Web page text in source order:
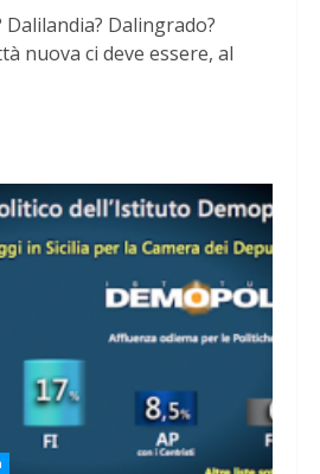
Dalilandia? Dalingrado?
nuova ci deve essere, al